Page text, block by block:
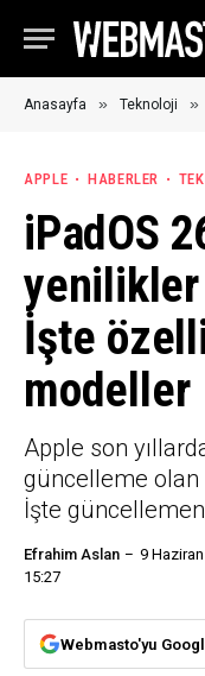
Anasayfa » Teknoloji »
APPLE HABERLER
iPadOS
İşte
modeller
Apple son
güncelleme olan
İşte
Efrahim Aslan 9
15:27
Webmasto'yu